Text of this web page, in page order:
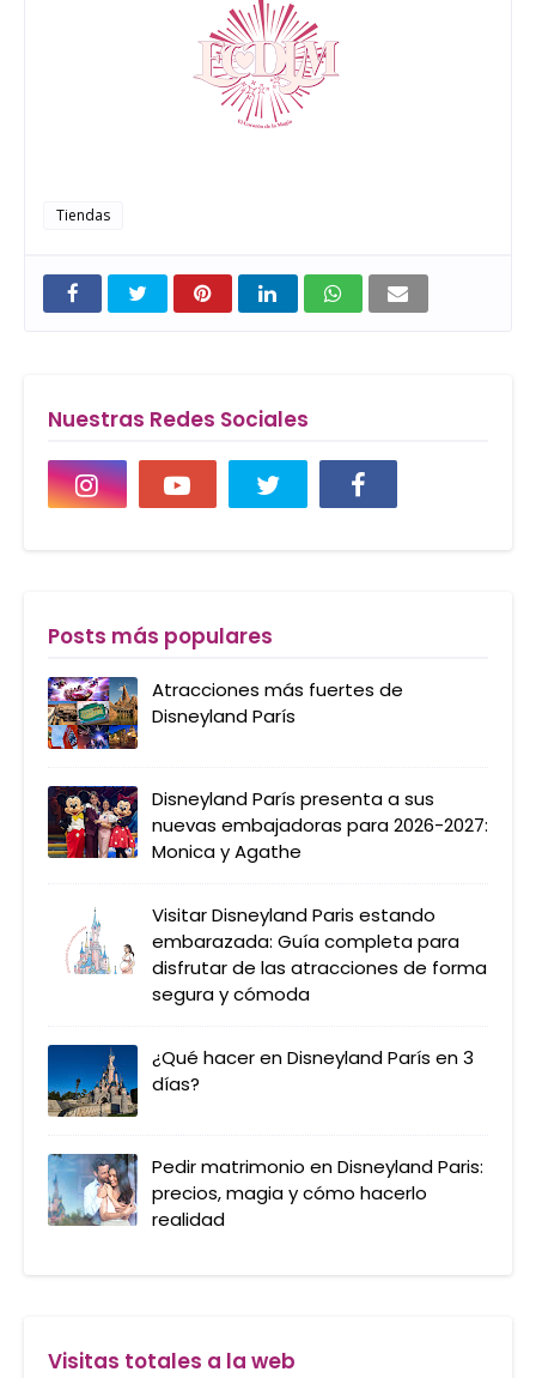
Tiendas
Nuestras Redes Sociales
Posts más populares
Atracciones más fuertes de
Disneyland París
Disneyland París presenta a sus
nuevas embajadoras para 2026-2027:
Monica y Agathe
Visitar Disneyland Paris estando
embarazada: Guía completa para
disfrutar de las atracciones de forma
segura y cómoda
¿Qué hacer en Disneyland París en 3
días?
Pedir matrimonio en Disneyland Paris:
precios, magia y cómo hacerlo
realidad
Visitas totales a la web